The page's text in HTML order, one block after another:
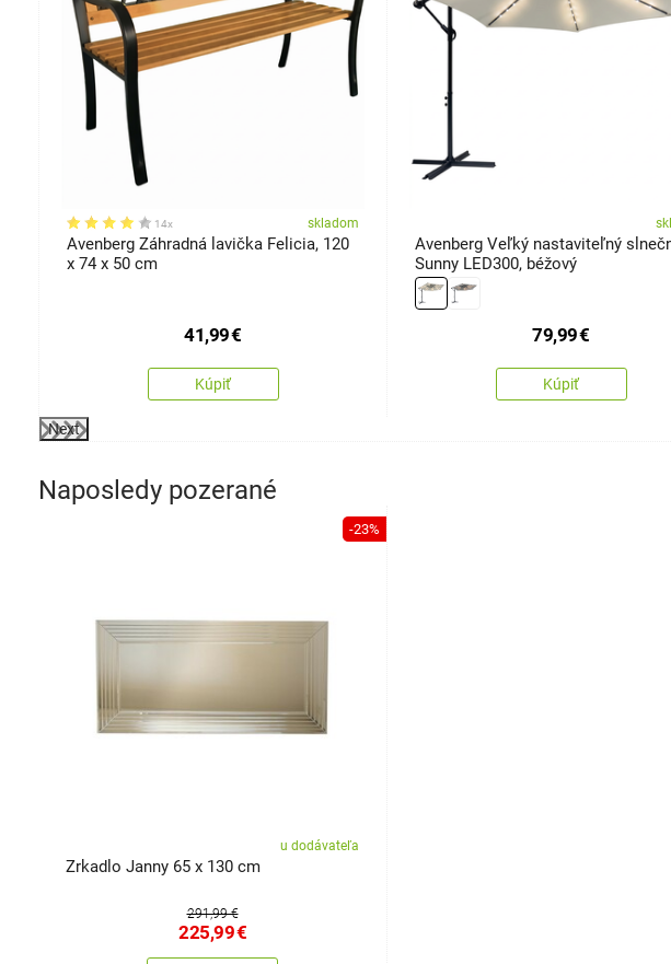
14x skladom
Avenberg Záhradná lavička Felicia, 120
x 74 x 50 cm
41,99€
Kúpiť
Avenberg Veľký nastaviteľný
Sunny LED300, béžový
79,99€
Kúpiť
Next
Naposledy pozerané
-23%
u dodávateľa
Zrkadlo Janny 65 x 130 cm
291,99 €
225,99€